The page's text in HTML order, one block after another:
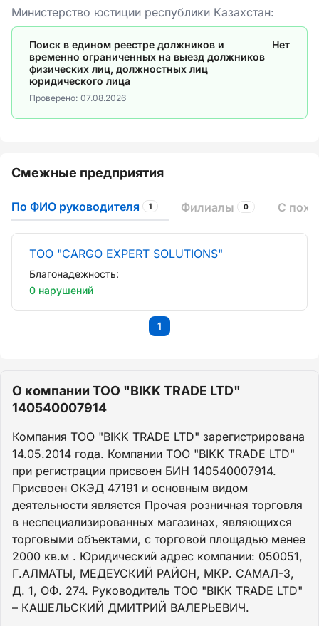
Министерство юстиции республики Казахстан:
Поиск в едином реестре должников и
временно ограниченных на выезд должников
физических лиц, должностных лиц
юридического лица
Нет
Проверено: 07.08.2026
Смежные предприятия
По ФИО руководителя 1 Филиалы 0 С
ТОО "CARGO EXPERT SOLUTIONS"
Благонадежность:
0 нарушений
1
О компании ТОО "BIKK TRADE LTD"
140540007914
Компания ТОО "BIKK TRADE LTD" зарегистрирована
14.05.2014 года. Компании ТОО "BIKK TRADE LTD"
при регистрации присвоен БИН 140540007914.
Присвоен ОКЭД 47191 и основным видом
деятельности является Прочая розничная торговля
в неспециализированных магазинах, являющихся
торговыми объектами, с торговой площадью менее
2000 кв.м . Юридический адрес компании: 050051,
Г.АЛМАТЫ, МЕДЕУСКИЙ РАЙОН, МКР. САМАЛ-3,
Д. 1, ОФ. 274. Руководитель ТОО "BIKK TRADE LTD"
– КАШЕЛЬСКИЙ ДМИТРИЙ ВАЛЕРЬЕВИЧ.